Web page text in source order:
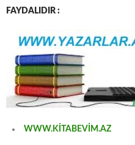
FAYDALIDIR :
WWW.KİTABEVİM.AZ